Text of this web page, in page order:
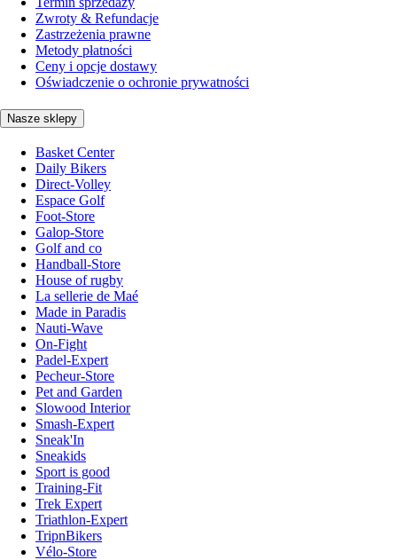
Zwroty & Refundacje
Zastrzeżenia prawne
Metody płatności
Ceny i opcje dostawy
Oświadczenie o ochronie prywatności
Nasze sklepy
Basket Center
Daily Bikers
Direct-Volley
Espace Golf
Foot-Store
Galop-Store
Golf and co
Handball-Store
House of rugby
La sellerie de Maé
Made in Paradis
Nauti-Wave
On-Fight
Padel-Expert
Pecheur-Store
Pet and Garden
Slowood Interior
Smash-Expert
Sneak'In
Sneakids
Sport is good
Training-Fit
Trek Expert
Triathlon-Expert
TripnBikers
Vélo-Store